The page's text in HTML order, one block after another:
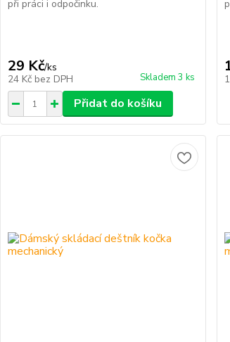
při práci i odpočinku.
29 Kč/ks
24 Kč bez DPH Skladem 3 ks
Přidat do košíku